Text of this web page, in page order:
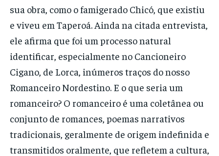
sua obra, como o famigerado Chicó, que existiu
e viveu em Taperoá. Ainda na citada entrevista,
ele afirma que foi um processo natural
identificar, especialmente no Cancioneiro
Cigano, de Lorca, inúmeros traços do nosso
Romanceiro Nordestino. E o que seria um
romanceiro? O romanceiro é uma coletânea ou
conjunto de romances, poemas narrativos
tradicionais, geralmente de origem indefinida e
transmitidos oralmente, que refletem a cultura,